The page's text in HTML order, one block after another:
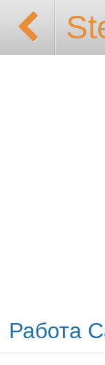
Работа